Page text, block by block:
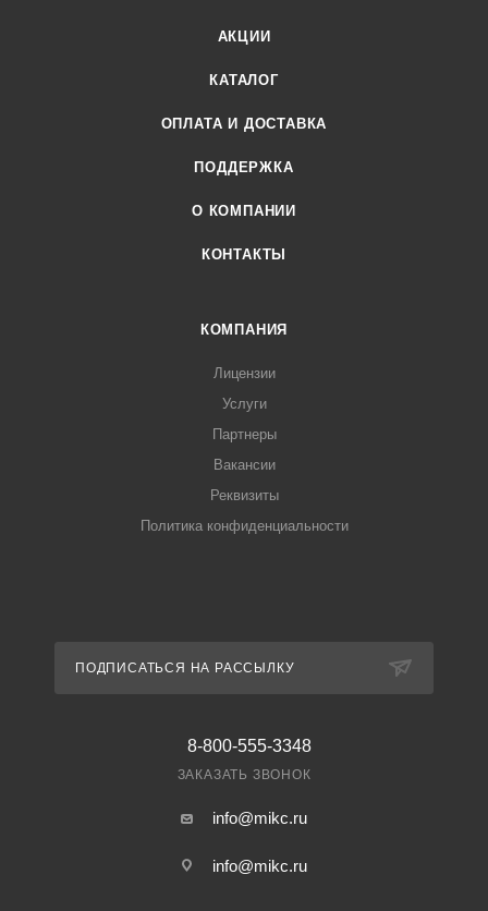
АКЦИИ
КАТАЛОГ
ОПЛАТА И ДОСТАВКА
ПОДДЕРЖКА
О КОМПАНИИ
КОНТАКТЫ
КОМПАНИЯ
Лицензии
Услуги
Партнеры
Вакансии
Реквизиты
Политика конфиденциальности
ПОДПИСАТЬСЯ НА РАССЫЛКУ
8-800-555-3348
ЗАКАЗАТЬ ЗВОНОК
info@mikc.ru
info@mikc.ru